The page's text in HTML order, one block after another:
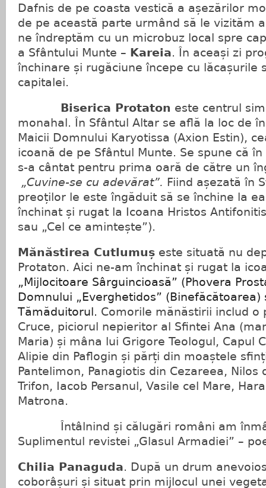
Dafnis de pe coasta vestică a așezărilor
de pe această parte urmând să le vizităm
ne îndreptăm cu un microbuz local spre
a Sfântului Munte – Kareia. În aceași zi
închinare și rugăciune începe cu lăcașurile
capitalei.
Biserica Protaton este centrul
monahal. În Sfântul Altar se află la loc de
Maicii Domnului Karyotissa (Axion Estin),
icoană de pe Sfântul Munte. Se spune că
s-a cântat pentru prima oară de către un
„Cuvine-se cu adevărat”. Fiind așezată în
preoților le este îngăduit să se închine la
închinat și rugat la Icoana Hristos
sau „Cel ce amintește”).
Mănăstirea Cutlumuș este situată nu
Protaton. Aici ne-am închinat și rugat la
„Mijlocitoare Sârguincioasă” (Phovera
Domnului „Everghetidos” (Binefăcătoarea)
Tămăduitorul. Comorile mănăstirii includ o
Cruce, piciorul nepieritor al Sfintei Ana
Maria) și mâna lui Grigore Teologul, Capul
Alipie din Paflogin și părți din moaștele
Pantelimon, Panagiotis din Cezareea, Nilos
Trifon, Iacob Persanul, Vasile cel Mare,
Matrona.
Întâlnind și călugări români am
Suplimentul revistei „Glasul Armadiei” –
Chilia Panaguda. După un drum
coborâșuri și situat prin mijlocul unei